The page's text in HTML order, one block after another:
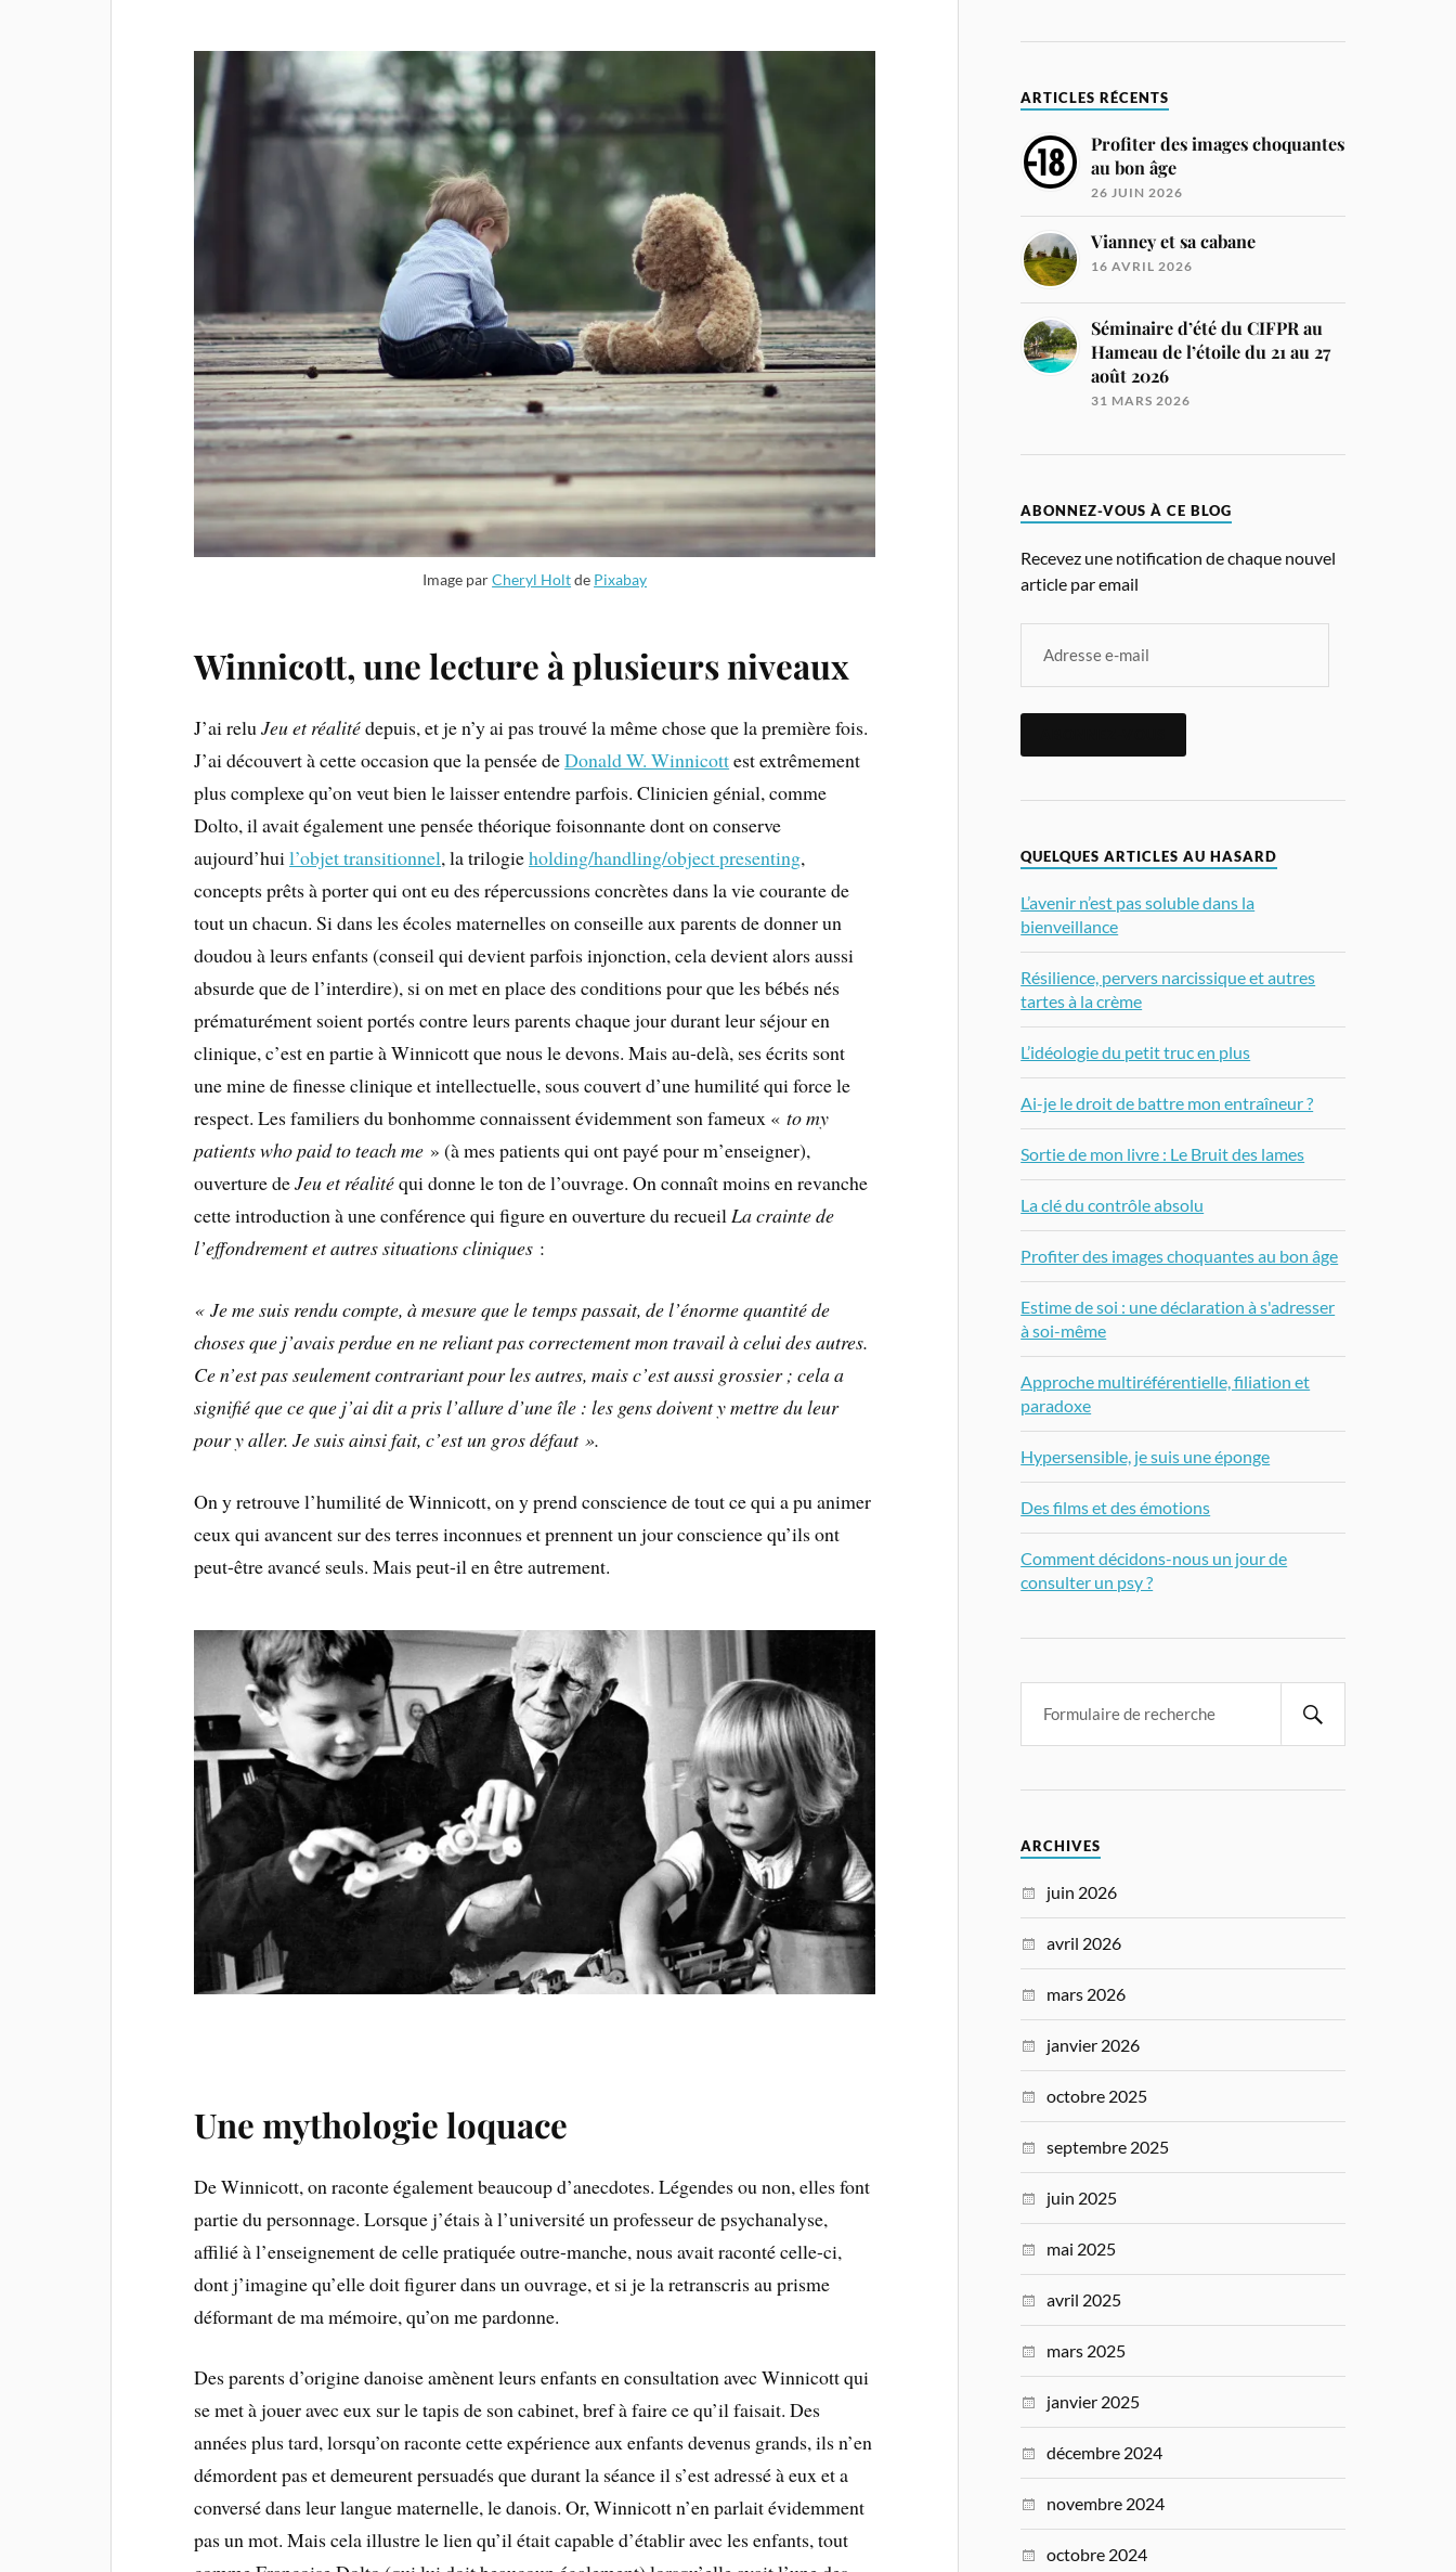
Image parCheryl Holtde Pixabay
Winnicott, une lecture à plusieurs niveaux
J’ai reluJeu et réalitédepuis, et je n’y ai pas trouvé la même chose que la première fois.
J’ai découvert à cette occasion que la pensée deDonald W. Winnicottest extrêmement
plus complexe qu’on veut bien le laisser entendre parfois. Clinicien génial, comme
Dolto, il avait également une pensée théorique foisonnante dont on conserve
aujourd’huil’objet transitionnel, la trilogieholding/handling/object presenting,
concepts prêts à porter qui ont eu des répercussions concrètes dans la vie courante de
tout un chacun. Si dans les écoles maternelles on conseille aux parents de donner un
doudou à leurs enfants (conseil qui devient parfois injonction, cela devient alors aussi
absurde que de l’interdire), si on met en place des conditions pour que les bébés nés
prématurément soient portés contre leurs parents chaque jour durant leur séjour en
clinique, c’est en partie à Winnicott que nous le devons. Mais au-delà, ses écrits sont
une mine de finesse clinique et intellectuelle, sous couvert d’une humilité qui force le
respect. Les familiers du bonhomme connaissent évidemment son fameux «to my
patients who paid toteach me » (à mes patients qui ont payé pour m’enseigner),
ouverture deJeu et réalitéqui donne le ton de l’ouvrage. On connaît moins en revanche
cette introduction à une conférence qui figure en ouverture du recueilLa crainte de
l’effondrement et autres situations cliniques :
« Je me suis rendu compte, à mesure que le temps passait, de l’énorme quantité de
choses que j’avais perdue en ne reliant pas correctement mon travail à celui des autres.
Ce n’est pas seulement contrariant pour les autres, mais c’est aussi grossier ; cela a
signifié que ce que j’ai dit a pris l’allure d’une île : les gens doivent y mettre du leur
pour y aller. Je suis ainsi fait, c’est un gros défaut ».
On y retrouve l’humilité de Winnicott, on y prend conscience de tout ce qui a pu animer
ceux qui avancent sur des terres inconnues et prennent un jour conscience qu’ils ont
peut-être avancé seuls. Mais peut-il en être autrement.
Une mythologie loquace
De Winnicott, on raconte également beaucoup d’anecdotes. Légendes ou non, elles font
partie du personnage. Lorsque j’étais à l’université un professeur de psychanalyse,
affilié à l’enseignement de celle pratiquée outre-manche, nous avait raconté celle-ci,
dont j’imagine qu’elle doit figurer dans un ouvrage, et si je la retranscris au prisme
déformant de ma mémoire, qu’on me pardonne.
Des parents d’origine danoise amènent leurs enfants en consultation avec Winnicott qui
se met à jouer avec eux sur le tapis de son cabinet, bref à faire ce qu’il faisait. Des
années plus tard, lorsqu’on raconte cette expérience aux enfants devenus grands, ils n’en
démordent pas et demeurent persuadés que durant la séance il s’est adressé à eux et a
conversé dans leur langue maternelle, le danois. Or, Winnicott n’en parlait évidemment
pas un mot. Mais cela illustre le lien qu’il était capable d’établir avec les enfants, tout
ARTICLES RÉCENTS
Profiter des images choquantes
au bon âge
26 JUIN 2026
Vianney et sa cabane
16 AVRIL 2026
Séminaire d’été du CIFPR au
Hameau de l’étoile du 21 au 27
août 2026
31 MARS 2026
ABONNEZ-VOUS À CE BLOG
Recevez une notification de chaque nouvel
article par email
QUELQUES ARTICLES AU HASARD
L’avenir n’est pas soluble dans la
bienveillance
Résilience, pervers narcissique et autres
tartes à la crème
L’idéologie du petit truc en plus
Ai-je le droit de battre mon entraîneur ?
Sortie de mon livre : Le Bruit des lames
La clé du contrôle absolu
Profiter des images choquantes au bon âge
Estime de soi : une déclaration à s'adresser
à soi-même
Approche multiréférentielle, filiation et
paradoxe
Hypersensible, je suis une éponge
Des films et des émotions
Comment décidons-nous un jour de
consulter un psy ?
ARCHIVES
juin 2026
avril 2026
mars 2026
janvier 2026
octobre 2025
septembre 2025
juin 2025
mai 2025
avril 2025
mars 2025
janvier 2025
décembre 2024
novembre 2024
octobre 2024